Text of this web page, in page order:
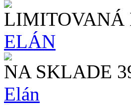
LIMITOVANÁ
ELÁN
NA SKLADE
Elán